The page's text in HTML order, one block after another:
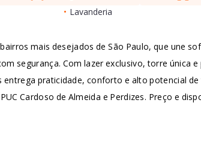
• Lavanderia
mais desejados de São Paulo, que une
segurança. Com lazer exclusivo, torre única
entrega praticidade, conforto e alto potencial
Cardoso de Almeida e Perdizes. Preço e